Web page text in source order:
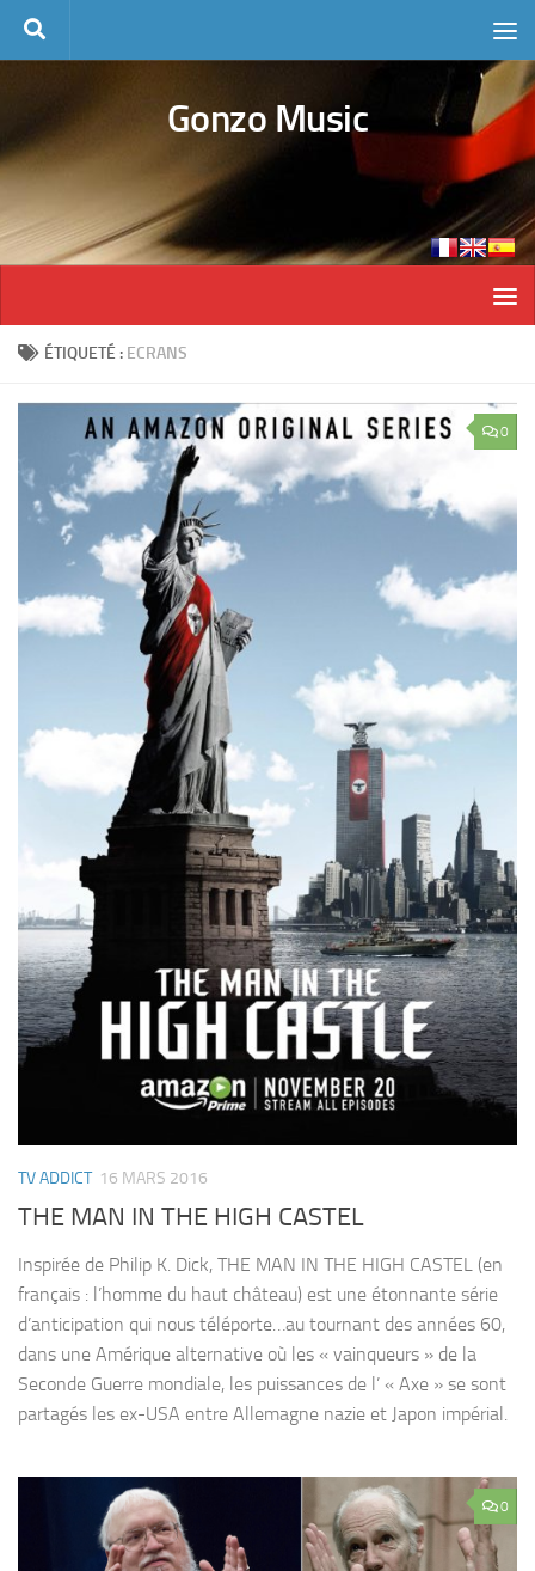
Skip to content
Gonzo Music
ÉTIQUETÉ : ECRANS
0
TV ADDICT 16 MARS 2016
THE MAN IN THE HIGH CASTEL
Inspirée de Philip K. Dick, THE MAN IN THE HIGH CASTEL (en
français : l’homme du haut château) est une étonnante série
d’anticipation qui nous téléporte…au tournant des années 60,
dans une Amérique alternative où les « vainqueurs » de la
Seconde Guerre mondiale, les puissances de l’ « Axe » se sont
partagés les ex-USA entre Allemagne nazie et Japon impérial.
0